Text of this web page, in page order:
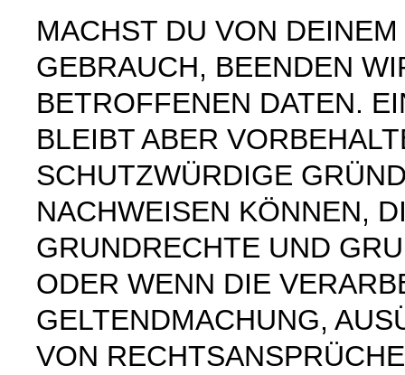
MACHST DU VON
GEBRAUCH, BEENDEN
BETROFFENEN DATEN.
BLEIBT ABER
SCHUTZWÜRDIGE
NACHWEISEN KÖNNEN,
GRUNDRECHTE UND
ODER WENN DIE
GELTENDMACHUNG,
VON